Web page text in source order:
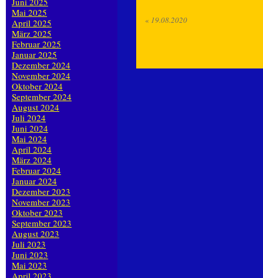
« 19.08.2020
Mai 2025
April 2025
März 2025
Februar 2025
Januar 2025
Dezember 2024
November 2024
Oktober 2024
September 2024
August 2024
Juli 2024
Juni 2024
Mai 2024
April 2024
März 2024
Februar 2024
Januar 2024
Dezember 2023
November 2023
Oktober 2023
September 2023
August 2023
Juli 2023
Juni 2023
Mai 2023
April 2023